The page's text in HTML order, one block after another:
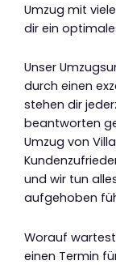
Umzug mit
dir ein
Unser
durch einen
stehen dir
beantworten
Umzug von
und wir tun
aufgehoben
Worauf
einen Termin